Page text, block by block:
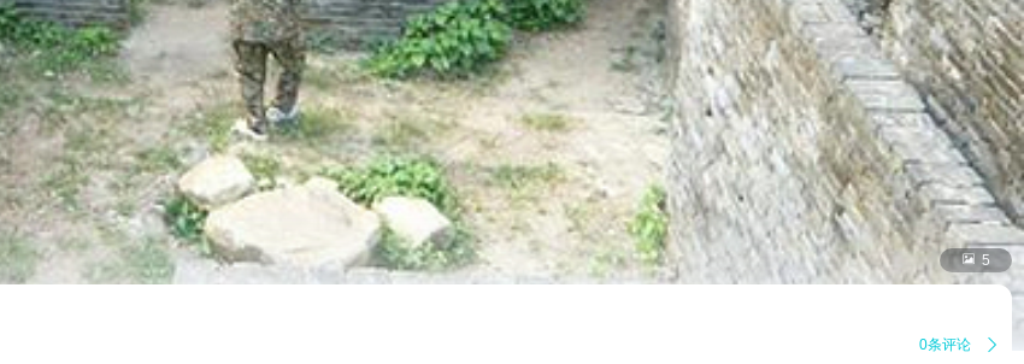
 5
0条评论 